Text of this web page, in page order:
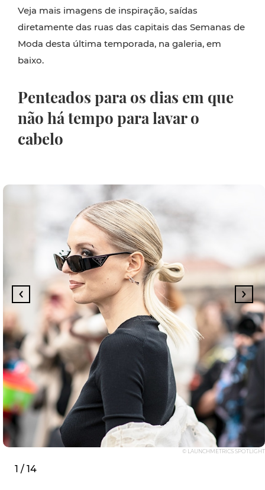
Veja mais imagens de inspiração, saídas
diretamente das ruas das capitais das Semanas de
Moda desta última temporada, na galeria, em
baixo.
Penteados para os dias em que
não há tempo para lavar o
cabelo
© LAUNCHMETRICS SPOTLIGHT
1 / 14